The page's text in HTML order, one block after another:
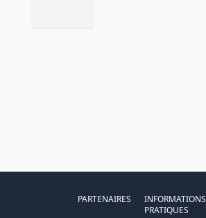
PARTENAIRES
INFORMATIONS
PRATIQUES